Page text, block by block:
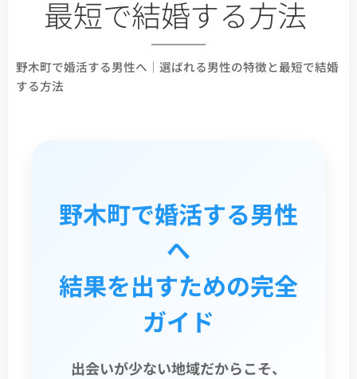
最短で結婚する方法
野木町で婚活する男性へ｜選ばれる男性の特徴と最短で結婚
する方法
野木町で婚活する男性
へ
結果を出すための完全
ガイド
出会いが少ない地域だからこそ、